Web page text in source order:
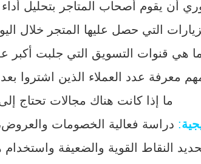
أن يقوم أصحاب المتاجر بتحليل
التي حصل عليها المتجر خلال
ما هي قنوات التسويق التي جلبت أكبر
معرفة عدد العملاء الذين اشتروا
ما إذا كانت هناك مجالات تحتاج
: دراسة فعالية الخصومات
النقاط القوية والضعيفة